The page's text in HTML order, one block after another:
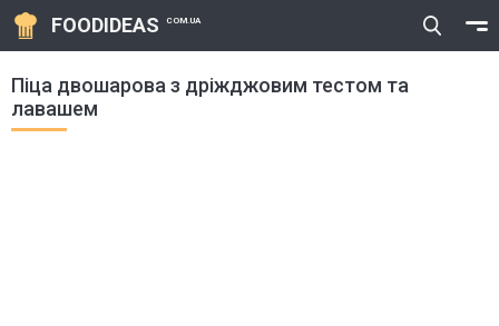
FOODIDEAS COM.UA
Піца двошарова з дріжджовим тестом та
лавашем